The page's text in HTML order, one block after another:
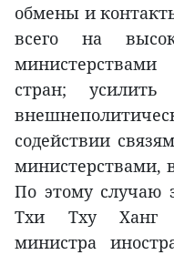
обмены и
всего на
стран;
содействии
министерствами,
По этому случаю
Тхи Тху Ханг
министра